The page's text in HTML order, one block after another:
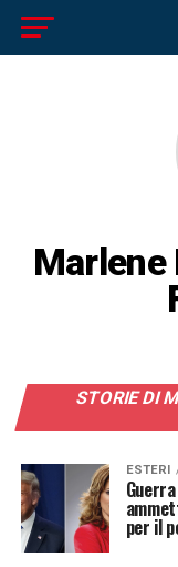
Marlene
STORIE DI
ESTERI
per il